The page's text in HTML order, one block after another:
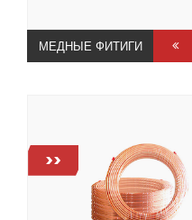
МЕДНЫЕ ФИТИГИ
>>